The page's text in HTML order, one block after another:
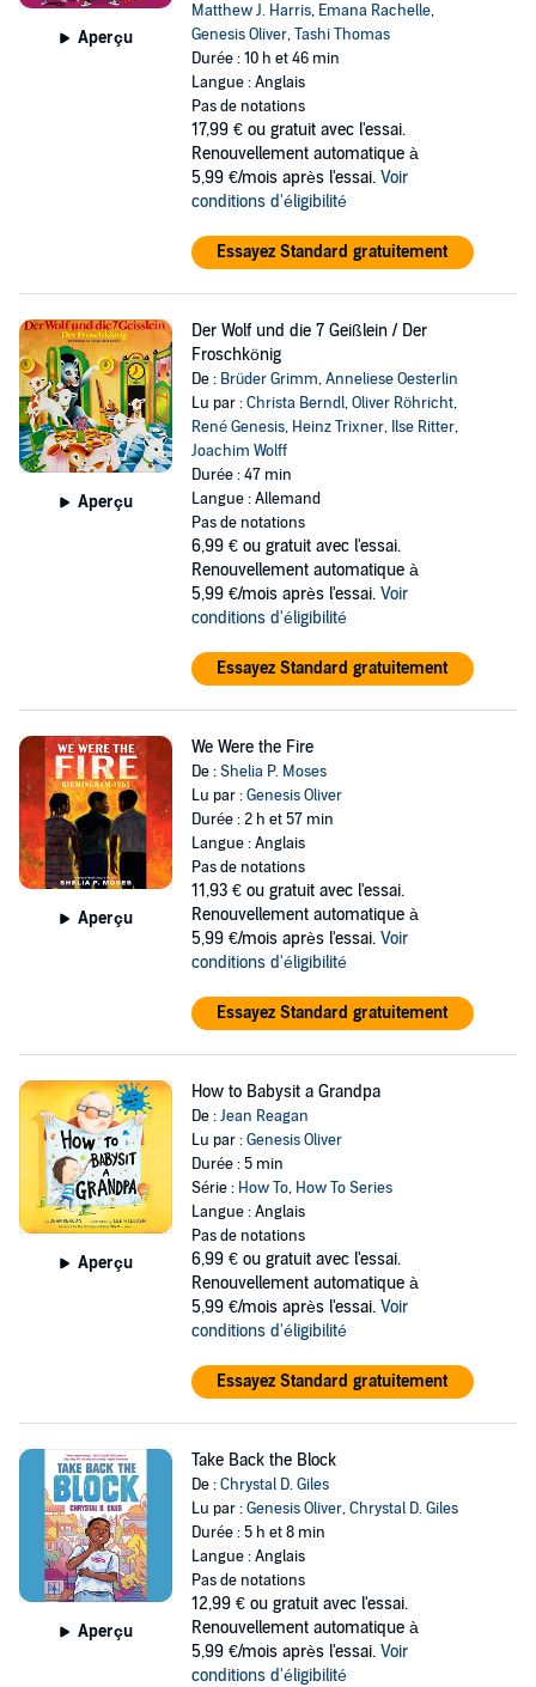
Aperçu
Matthew J. Harris, Emana Rachelle,
Genesis Oliver,Tashi Thomas
Durée : 10 h et 46 min
Langue : Anglais
Pas de notations
17,99 € ou gratuit avec l'essai.
Renouvellement automatique à
5,99 €/mois après l'essai. Voir
conditions d'éligibilité
Essayez Standard gratuitement
Aperçu
Der Wolf und die 7 Geißlein / Der
Froschkönig
De : Brüder Grimm,Anneliese Oesterlin
Lu par :Christa Berndl,Oliver Röhricht,
René Genesis, Heinz Trixner, Ilse Ritter,
Joachim Wolff
Durée : 47 min
Langue : Allemand
Pas de notations
6,99 € ou gratuit avec l'essai.
Renouvellement automatique à
5,99 €/mois après l'essai. Voir
conditions d'éligibilité
Essayez Standard gratuitement
Aperçu
We Were the Fire
De :Shelia P. Moses
Lu par :Genesis Oliver
Durée : 2 h et 57 min
Langue : Anglais
Pas de notations
11,93 € ou gratuit avec l'essai.
Renouvellement automatique à
5,99 €/mois après l'essai. Voir
conditions d'éligibilité
Essayez Standard gratuitement
Aperçu
How to Babysit a Grandpa
De :Jean Reagan
Lu par :Genesis Oliver
Durée : 5 min
Série : How To, How To Series
Langue : Anglais
Pas de notations
6,99 € ou gratuit avec l'essai.
Renouvellement automatique à
5,99 €/mois après l'essai. Voir
conditions d'éligibilité
Essayez Standard gratuitement
Aperçu
Take Back the Block
De :Chrystal D. Giles
Lu par :Genesis Oliver,Chrystal D. Giles
Durée : 5 h et 8 min
Langue : Anglais
Pas de notations
12,99 € ou gratuit avec l'essai.
Renouvellement automatique à
5,99 €/mois après l'essai. Voir
conditions d'éligibilité